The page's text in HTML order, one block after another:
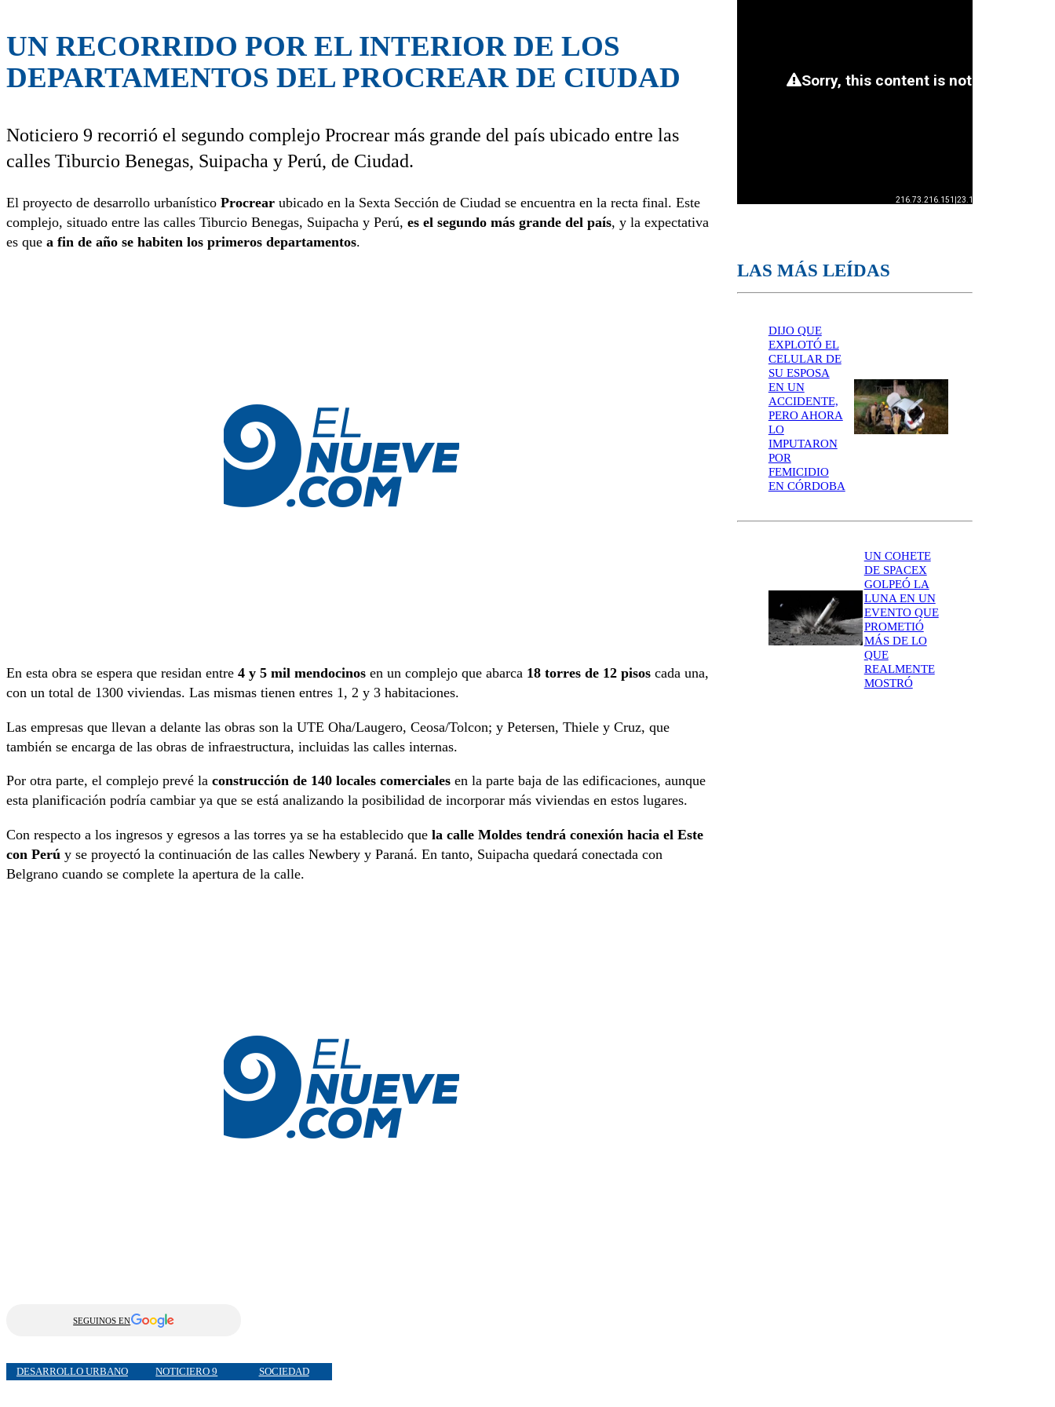
UN RECORRIDO POR EL INTERIOR DE LOS
DEPARTAMENTOS DEL PROCREAR DE CIUDAD
Noticiero 9 recorrió el segundo complejo Procrear más grande del país ubicado entre las
calles Tiburcio Benegas, Suipacha y Perú, de Ciudad.
El proyecto de desarrollo urbanístico Procrear ubicado en la Sexta Sección de Ciudad se encuentra en la recta final. Este
complejo, situado entre las calles Tiburcio Benegas, Suipacha y Perú, es el segundo más grande del país, y la expectativa
es que a fin de año se habiten los primeros departamentos.
En esta obra se espera que residan entre 4 y 5 mil mendocinos en un complejo que abarca 18 torres de 12 pisos cada una,
con un total de 1300 viviendas. Las mismas tienen entres 1, 2 y 3 habitaciones.
Las empresas que llevan a delante las obras son la UTE Oha/Laugero, Ceosa/Tolcon; y Petersen, Thiele y Cruz, que
también se encarga de las obras de infraestructura, incluidas las calles internas.
Por otra parte, el complejo prevé la construcción de 140 locales comerciales en la parte baja de las edificaciones, aunque
esta planificación podría cambiar ya que se está analizando la posibilidad de incorporar más viviendas en estos lugares.
Con respecto a los ingresos y egresos a las torres ya se ha establecido que la calle Moldes tendrá conexión hacia el Este
con Perú y se proyectó la continuación de las calles Newbery y Paraná. En tanto, Suipacha quedará conectada con
Belgrano cuando se complete la apertura de la calle.
SEGUINOS EN
DESARROLLO URBANO NOTICIERO 9 SOCIEDAD
LAS MÁS LEÍDAS
DIJO QUE
EXPLOTÓ EL
CELULAR DE
SU ESPOSA
EN UN
ACCIDENTE,
PERO AHORA
LO
IMPUTARON
POR
FEMICIDIO
EN CÓRDOBA
UN COHETE
DE SPACEX
GOLPEÓ LA
LUNA EN UN
EVENTO QUE
PROMETIÓ
MÁS DE LO
QUE
REALMENTE
MOSTRÓ